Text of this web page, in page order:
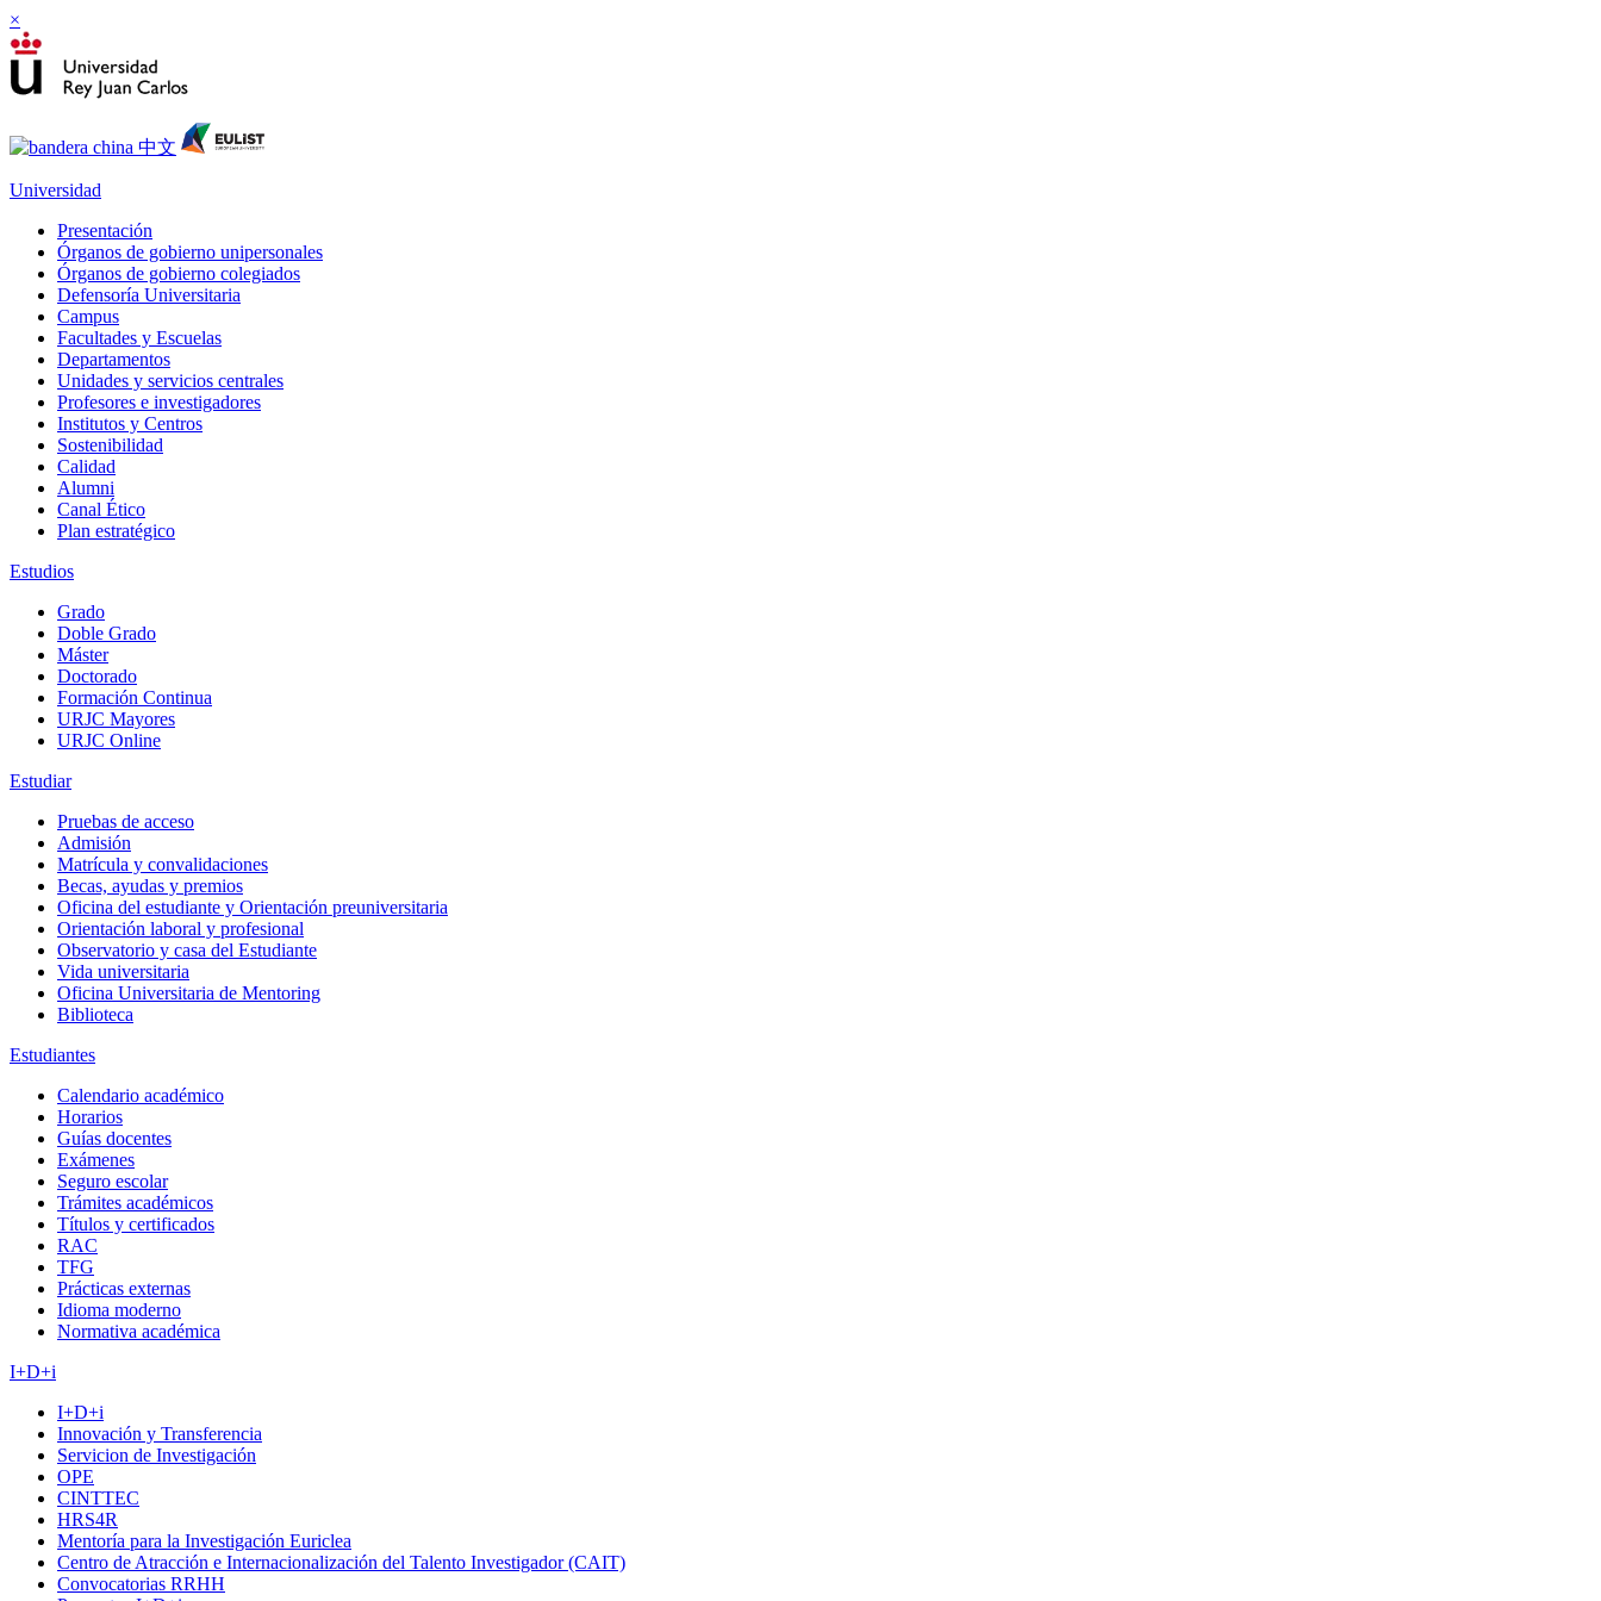
×
Universidad
Presentación
Órganos de gobierno unipersonales
Órganos de gobierno colegiados
Defensoría Universitaria
Campus
Facultades y Escuelas
Departamentos
Unidades y servicios centrales
Profesores e investigadores
Institutos y Centros
Sostenibilidad
Calidad
Alumni
Canal Ético
Plan estratégico
Estudios
Grado
Doble Grado
Máster
Doctorado
Formación Continua
URJC Mayores
URJC Online
Estudiar
Pruebas de acceso
Admisión
Matrícula y convalidaciones
Becas, ayudas y premios
Oficina del estudiante y Orientación preuniversitaria
Orientación laboral y profesional
Observatorio y casa del Estudiante
Vida universitaria
Oficina Universitaria de Mentoring
Biblioteca
Estudiantes
Calendario académico
Horarios
Guías docentes
Exámenes
Seguro escolar
Trámites académicos
Títulos y certificados
RAC
TFG
Prácticas externas
Idioma moderno
Normativa académica
I+D+i
I+D+i
Innovación y Transferencia
Servicion de Investigación
OPE
CINTTEC
HRS4R
Mentoría para la Investigación Euriclea
Centro de Atracción e Internacionalización del Talento Investigador (CAIT)
Convocatorias RRHH